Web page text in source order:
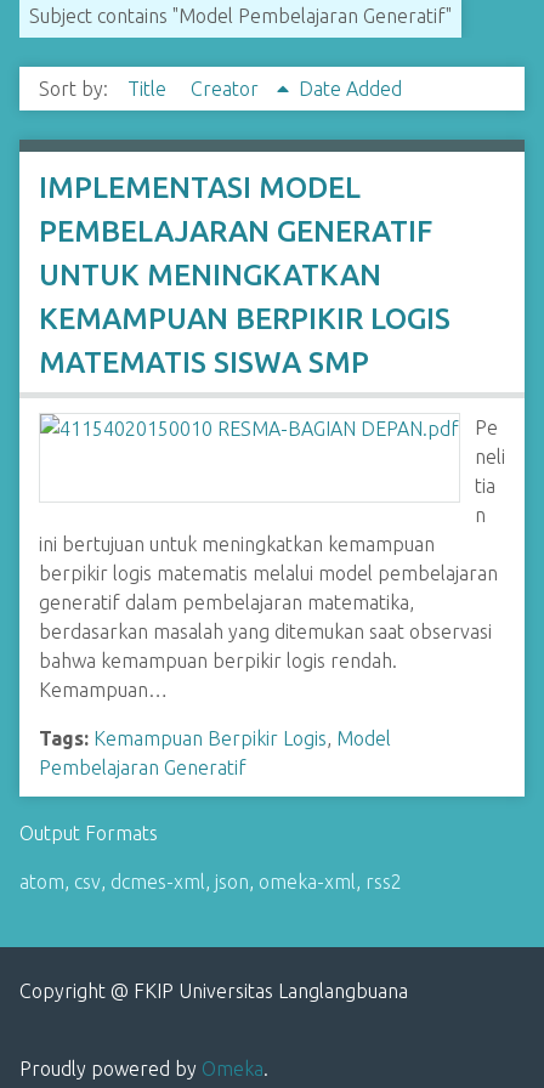
Subject contains "Model Pembelajaran Generatif"
Sort by: Title Creator Date Added
IMPLEMENTASI MODEL
PEMBELAJARAN GENERATIF
UNTUK MENINGKATKAN
KEMAMPUAN BERPIKIR LOGIS
MATEMATIS SISWA SMP
Pe
neli
tia
n
ini bertujuan untuk meningkatkan kemampuan
berpikir logis matematis melalui model pembelajaran
generatif dalam pembelajaran matematika,
berdasarkan masalah yang ditemukan saat observasi
bahwa kemampuan berpikir logis rendah.
Kemampuan…
Tags: Kemampuan Berpikir Logis, Model
Pembelajaran Generatif
Output Formats
atom, csv, dcmes-xml, json, omeka-xml, rss2
Copyright @ FKIP Universitas Langlangbuana
Proudly powered by Omeka.